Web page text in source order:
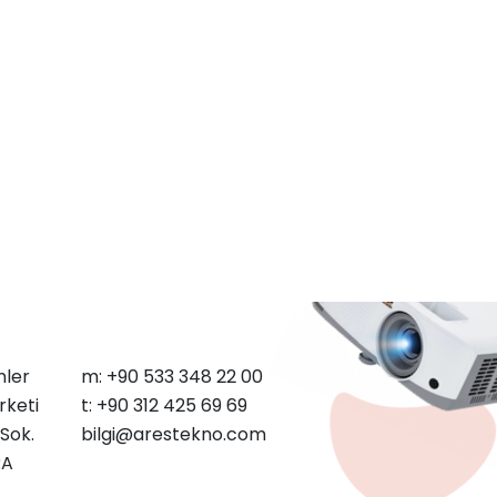
m: +90 533 348 22 00
t: +90 312 425 69 69
bilgi@arestekno.com